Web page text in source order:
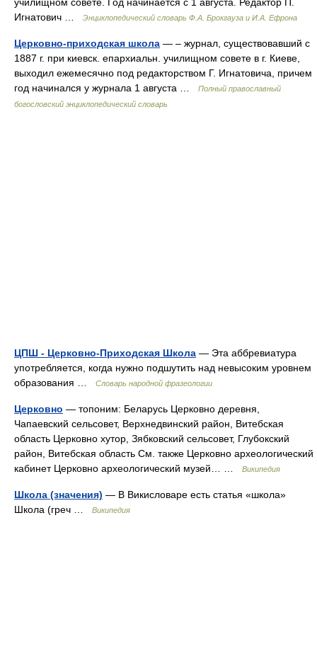
Игнатович …
Энциклопедический словарь Ф.А. Брокгауза и И.А. Ефрона
Церковно-приходская школа — – журнал, существовавший с
1887 г. при киевск. епархиальн. училищном совете в г. Киеве,
выходил ежемесячно под редакторством Г. Игнатовича, причем
год начинался у журнала 1 августа …
Полный православный
богословский энциклопедический словарь
ЦПШ - Церковно-Приходская Школа — Эта аббревиатура
употребляется, когда нужно подшутить над невысоким уровнем
образования …
Словарь народной фразеологии
Церковно — топоним: Беларусь Церковно деревня,
Чапаевский сельсовет, Верхнедвинский район, Витебская
область Церковно хутор, Зябковский сельсовет, Глубокский
район, Витебская область См. также Церковно археологический
кабинет Церковно археологический музей… …
Википедия
Школа (значения) — В Викисловаре есть статья «школа»
Школа (греч …
Википедия